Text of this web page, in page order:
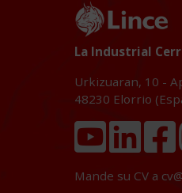
La Industrial
Urkizuaran, 10 -
48230 Elorrio
Mande su CV a